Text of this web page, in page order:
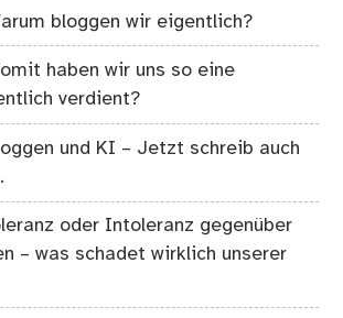
bloggen wir eigentlich?
haben wir uns so eine
verdient?
und KI – Jetzt schreib auch
oder Intoleranz gegenüber
– was schadet wirklich unserer